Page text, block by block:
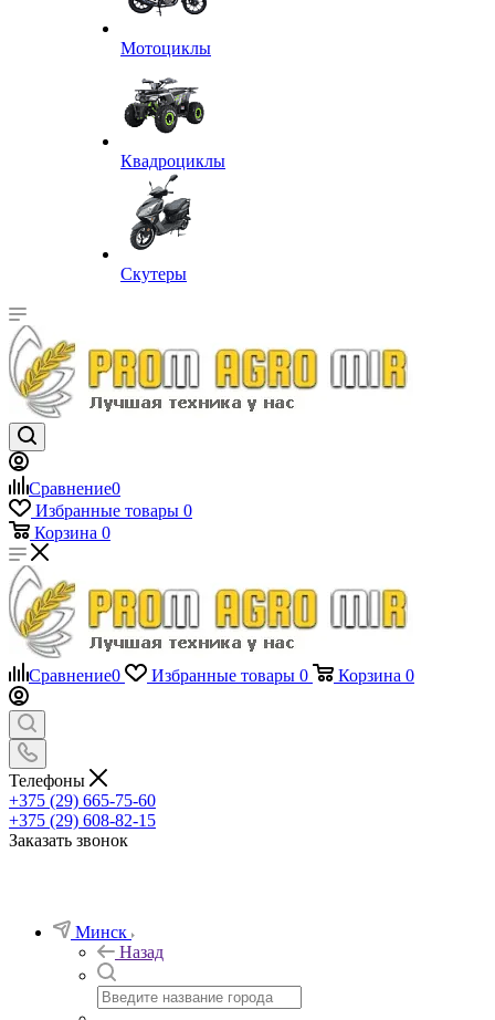
Мотоциклы
Квадроциклы
Скутеры
Сравнение0
Избранные товары 0
Корзина 0
Сравнение0 Избранные товары 0 Корзина 0
Телефоны
+375 (29) 665-75-60
+375 (29) 608-82-15
Заказать звонок
Минск
Назад